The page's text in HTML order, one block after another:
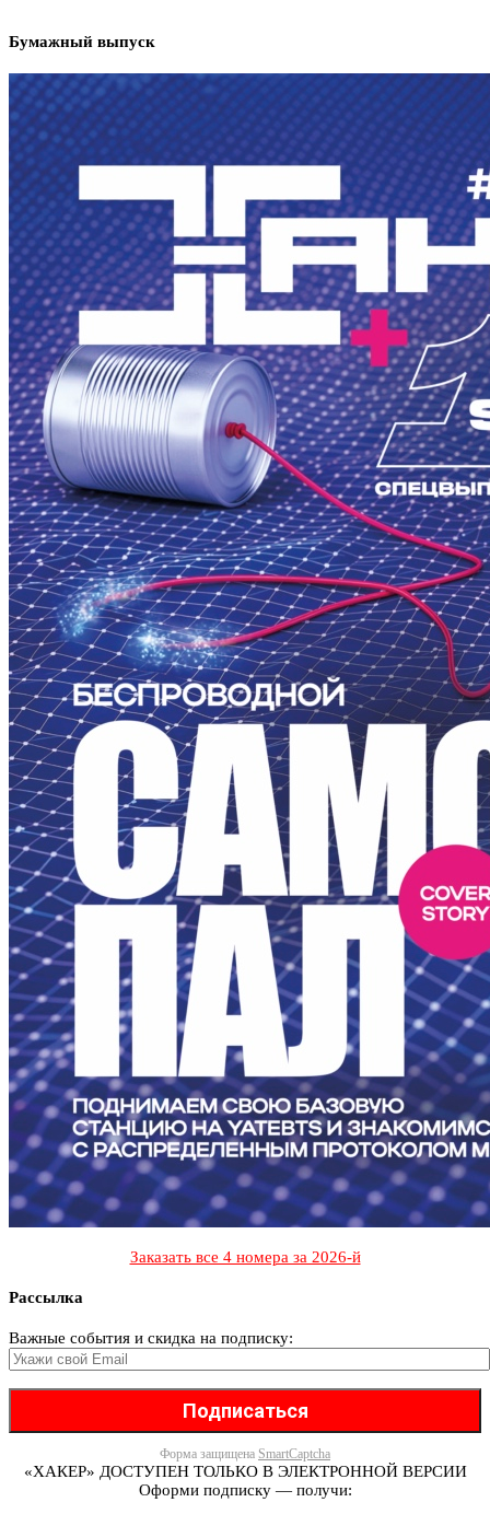
Бумажный выпуск
Заказать все 4 номера за 2026-й
Рассылка
Важные события и скидка на подписку:
Форма защищена SmartCaptcha
«ХАКЕР» ДОСТУПЕН ТОЛЬКО В ЭЛЕКТРОННОЙ ВЕРСИИ
Оформи подписку — получи: